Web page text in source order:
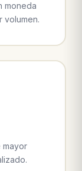
moneda
volumen.
mayor